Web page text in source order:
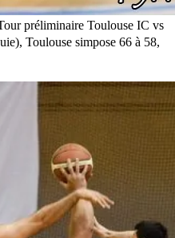
préliminaire Toulouse IC vs
Toulouse simpose 66 à 58,